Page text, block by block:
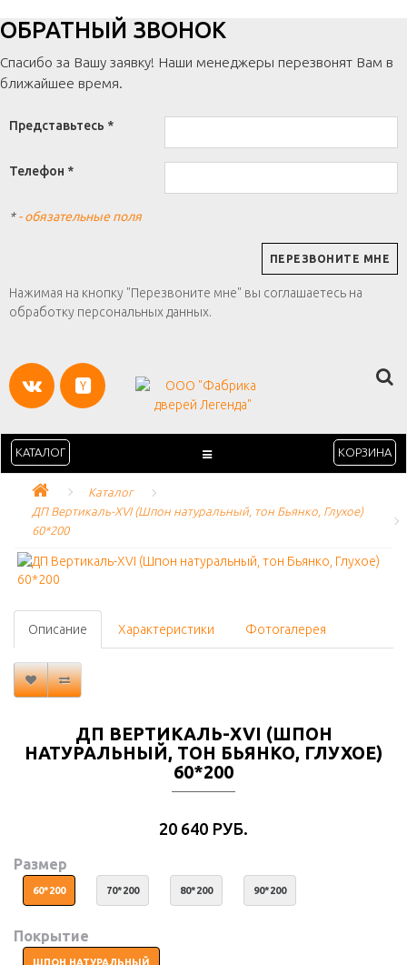
ОБРАТНЫЙ ЗВОНОК
Спасибо за Вашу заявку! Наши менеджеры перезвонят Вам в
ближайшее время.
Представьтесь *
Телефон *
*- обязательные поля
Нажимая на кнопку "Перезвоните мне" вы соглашаетесь на
обработку персональных данных.
КАТАЛОГ КОРЗИНА
Каталог
ДП Вертикаль-XVI (Шпон натуральный, тон Бьянко, Глухое)
60*200
Описание Характеристики Фотогалерея
ДП ВЕРТИКАЛЬ-XVI (ШПОН
НАТУРАЛЬНЫЙ, ТОН БЬЯНКО, ГЛУХОЕ)
60*200
20 640 РУБ.
Размер
60*200 70*200 80*200 90*200
Покрытие
ШПОН НАТУРАЛЬНЫЙ